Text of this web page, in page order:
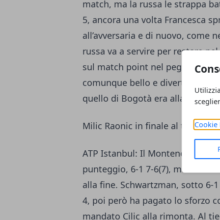
Cookie
match, ma la russa le strappa
5, ancora una volta Francesca
all’avversaria e di nuovo, come
russa va a servire per restare
sul match point nel peggiore
comunque bello e divertente
quello di Bogotà era alla portata
Milic Raonic in finale al torneo
ATP Istanbul: Il Montenegrino
punteggio, 6-1 7-6(7), match a
alla fine. Schwartzman, sotto 6-
4, poi però ha pagato lo sforzo
mandato Cilic alla rimonta. Al